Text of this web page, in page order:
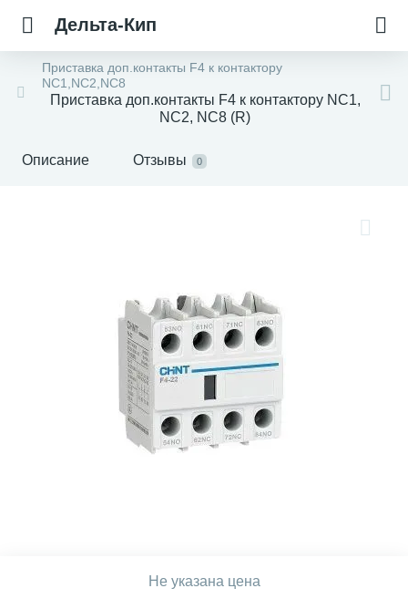
Дельта-Кип
Приставка доп.контакты F4 к контактору
NC1,NC2,NC8
Приставка доп.контакты F4 к контактору NC1,
NC2, NC8 (R)
Описание Отзывы 0
Не указана цена